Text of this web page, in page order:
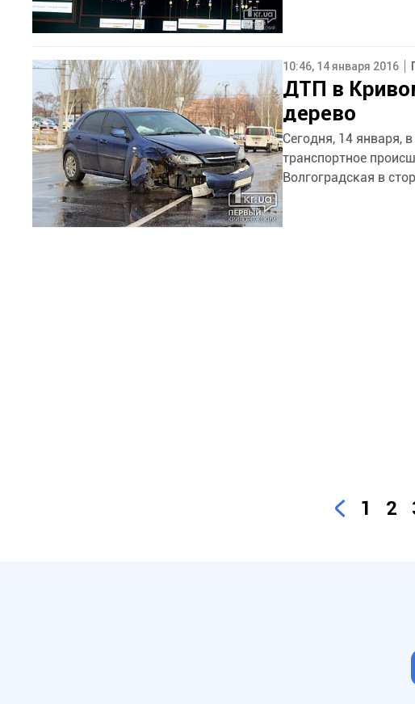
10:46, 14 января 2016
ДТП в
дерево
Сегодня, 14 января,
транспортное
Волгоградская в
1 2